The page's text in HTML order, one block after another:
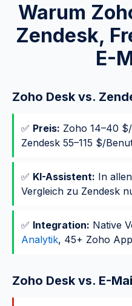
Warum
Zendesk,
E-
Zoho Desk vs.
✅ Preis: Zoho 14–40
Zendesk 55–115 $/
✅ KI-Assistent: In
Vergleich zu Zendesk
✅ Integration: Native
Analytik, 45+ Zoho
Zoho Desk vs. E-